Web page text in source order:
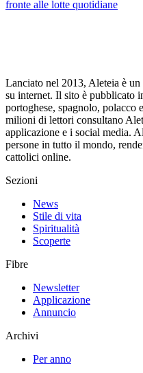
fronte alle lotte quotidiane
Lanciato nel 2013, Aleteia è
su internet. Il sito è pubblicato
portoghese, spagnolo, polacco
milioni di lettori consultano
applicazione e i social media.
persone in tutto il mondo,
cattolici online.
Sezioni
News
Stile di vita
Spiritualità
Scoperte
Fibre
Newsletter
Applicazione
Annuncio
Archivi
Per anno